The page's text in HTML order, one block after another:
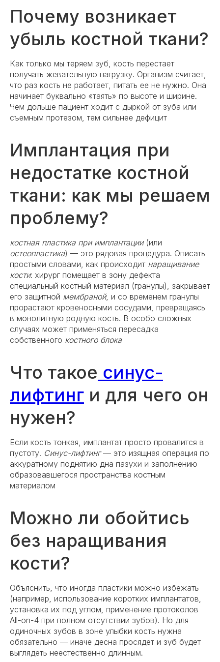
Почему возникает
убыль костной ткани?
Как только мы теряем зуб, кость перестает
получать жевательную нагрузку. Организм считает,
что раз кость не работает, питать ее не нужно. Она
начинает буквально «таять» по высоте и ширине.
Чем дольше пациент ходит с дыркой от зуба или
съемным протезом, тем сильнее дефицит
Имплантация при
недостатке костной
ткани: как мы решаем
проблему?
костная пластика при имплантации(или
остеопластика) — это рядовая процедура. Описать
простыми словами, как происходит наращивание
кости: хирург помещает в зону дефекта
специальный костный материал (гранулы), закрывает
его защитной мембраной, и со временем гранулы
прорастают кровеносными сосудами, превращаясь
в монолитную родную кость. В особо сложных
случаях может применяться пересадка
собственного костного блока
Что такое синус-
лифтинг и для чего он
нужен?
Если кость тонкая, имплантат просто провалится в
пустоту. Синус-лифтинг— это изящная операция по
аккуратному поднятию дна пазухи и заполнению
образовавшегося пространства костным
материалом
Можно ли обойтись
без наращивания
кости?
Объяснить, что иногда пластики можно избежать
(например, использование коротких имплантатов,
установка их под углом, применение протоколов
All-on-4 при полном отсутствии зубов). Но для
одиночных зубов в зоне улыбки кость нужна
обязательно — иначе десна просядет и зуб будет
выглядеть неестественно длинным.